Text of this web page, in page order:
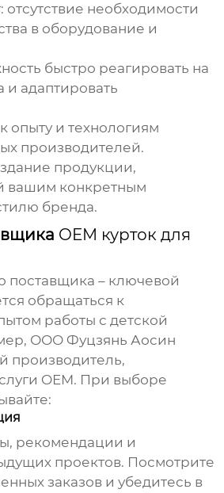
необходимости
в оборудование и
быстро реагировать на
адаптировать
опыту и технологиям
производителей.
продукции,
вашим конкретным
бренда.
OEM курток для
поставщика – ключевой
обращаться к
работы с детской
ООО Фуцзянь Аосин
производитель,
OEM. При выборе
рекомендации и
проектов. Посмотрите
заказов и убедитесь в